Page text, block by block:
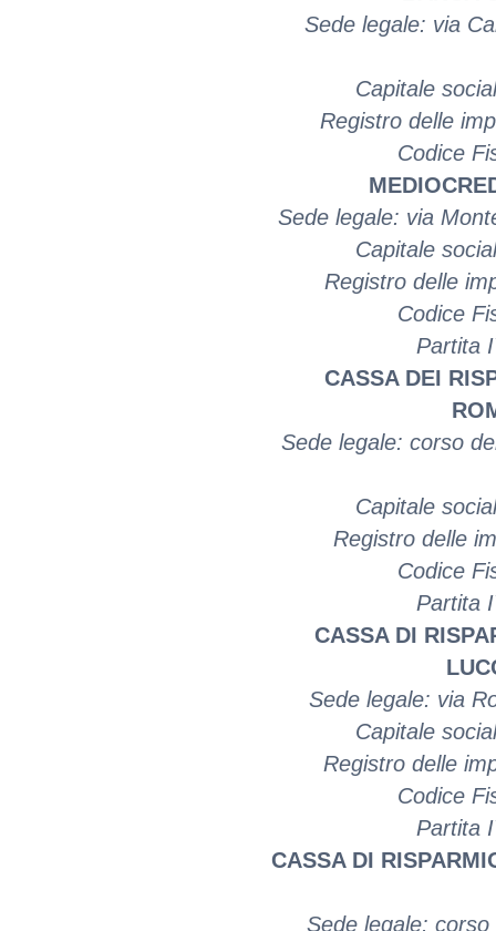
Sede legale: via
Capitale
Registro delle
Codice
Sede legale: via
Capitale
Registro delle
Codice
Partita
CASSA DEI
Sede legale: corso
Capitale
Registro delle
Codice
Partita
CASSA DI
Sede legale: via
Capitale
Registro delle
Codice
Partita
CASSA DI
Sede legale: